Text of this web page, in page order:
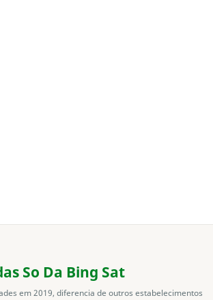
So Da Bing Sat
em 2019, diferencia de outros estabelecimentos